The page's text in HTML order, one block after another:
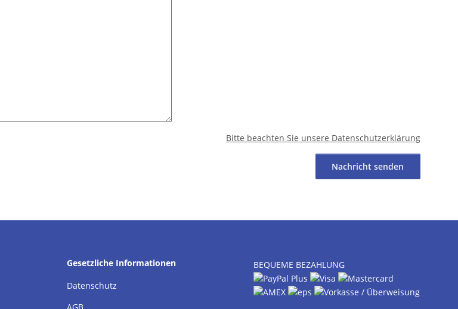
Bitte beachten Sie unsere Datenschutzerklärung
Nachricht senden
Gesetzliche Informationen
Datenschutz
AGB
BEQUEME BEZAHLUNG